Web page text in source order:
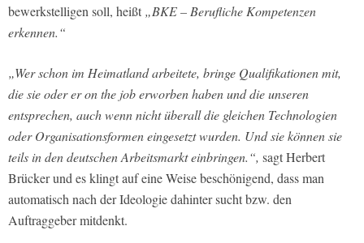
bewerkstelligen soll, heißt „BKE – Berufliche Kompetenzen
erkennen.“
„Wer schon im Heimatland arbeitete, bringe Qualifikationen mit,
die sie oder er on the job erworben haben und die unseren
entsprechen, auch wenn nicht überall die gleichen Technologien
oder Organisationsformen eingesetzt wurden. Und sie können sie
teils in den deutschen Arbeitsmarkt einbringen.“, sagt Herbert
Brücker und es klingt auf eine Weise beschönigend, dass man
automatisch nach der Ideologie dahinter sucht bzw. den
Auftraggeber mitdenkt.